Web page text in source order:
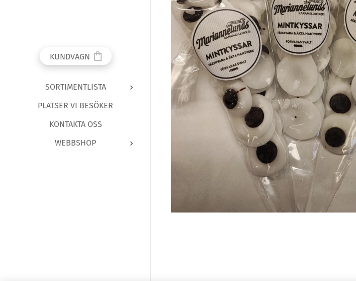
KUNDVAGN
SORTIMENTLISTA
PLATSER VI BESÖKER
KONTAKTA OSS
WEBBSHOP